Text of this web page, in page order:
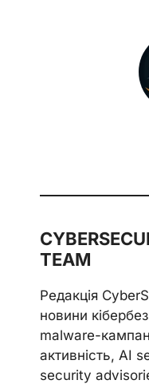
TEAM
Редакція
новини
malware-
активність, AI
security